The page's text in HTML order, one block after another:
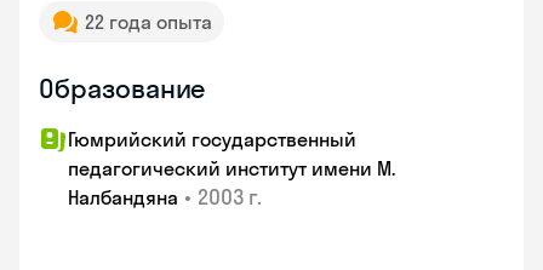
22 года опыта
Образование
Гюмрийский государственный
педагогический институт имени М.
Налбандяна • 2003 г.